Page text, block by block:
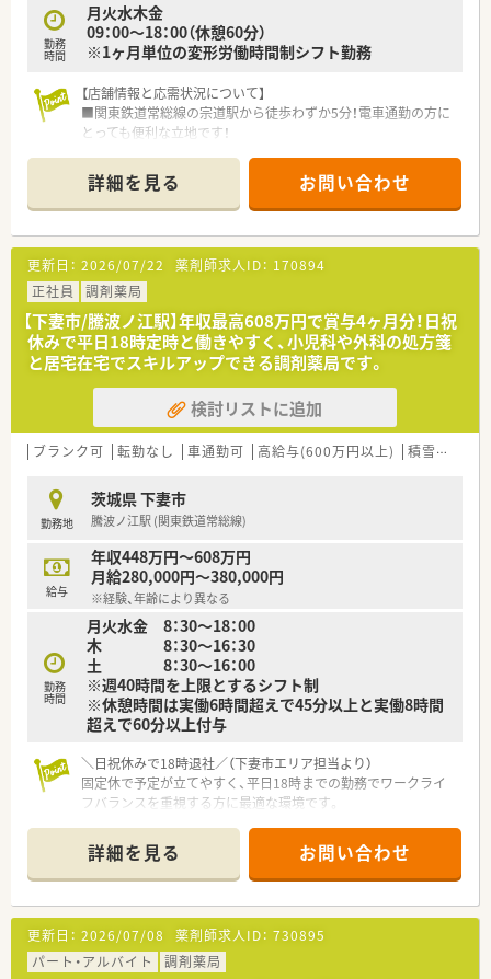
勤務
時間
月火水木金
09：00～18：00（休憩60分）
※1ヶ月単位の変形労働時間制シフト勤務
【店舗情報と応需状況について】
■関東鉄道常総線の宗道駅から徒歩わずか5分！電車通勤の方に
とっても便利な立地です！
幅広い科目の処方箋を応需しています。
■薬剤師が患者様との対話に集中できるよう、多くの店舗に医療
事務が配置され業務を分担しています。
【募集背景と求める人物像について】
■全国的に新規出店を加速させている成長企業のため、組織の未
来を担う人材を定期的に募集しています。
■充実した研修制度をご用意しておりますので、未経験からでも
着実に成長したいという意欲のある方。
■将来的に薬局長やエリアマネージャーを目指したいなど、キャ
リアアップに前向きな方、大歓迎です！
【求人情報について】
■ご自身のライフスタイルに合わせて、年収500万円（8時間勤
務）か600万円（9時間勤務）かを選択できます。
に1度の長期連休も取得可能です。
■自己負担額を抑えた社宅制度や社員割引購入制度など、従業員
が安心して長く働ける福利厚生が自慢です。
【勤務実態について】
■多くの店舗が18時に閉局するため、残業時間も少なく、仕事終
わりのプライベートな時間を確保できます。
■有給休暇の平均取得日数は10.4日と高く、リフレッシュ休暇を
利用して連続7日間の休暇も可能です。
■全社的な応援体制が整っているため、人員が少ない店舗へ配属
された場合でも安心して働くことができます。
詳細を見る お問い合わせ
更新日： 2026/07/22 薬剤師求人ID： 170894
正社員
調剤薬局
【下妻市/騰波ノ江駅】年収最高608万円で賞与4ヶ月分！日祝
休みで平日18時定時と働きやすく、小児科や外科の処方箋
と居宅在宅でスキルアップできる調剤薬局です。
検討リストに追加
ブランク可 転勤なし 車通勤可 高給与(600万円以上) 積雪なし
勤務地
茨城県 下妻市
騰波ノ江駅 (関東鉄道常総線)
給与
年収448万円～608万円
月給280,000円～380,000円
※経験、年齢により異なる
勤務
時間
月火水金 8：30～18：00
木 8：30～16：30
土 8：30～16：00
※週40時間を上限とするシフト制
※休憩時間は実働6時間超えで45分以上と実働8時間
超えで60分以上付与
＼日祝休みで18時退社／（下妻市エリア担当より）
固定休で予定が立てやすく、平日18時までの勤務でワークライ
フバランスを重視する方に最適な環境です。
【店舗情報と応需状況について】
■騰波ノ江駅から車で4分の好立地にあり、小児科や外科などの
幅広い処方箋を応需する調剤薬局です。
■1日あたり50枚から60枚の処方箋を応需し、1200品目の医薬
品を取り扱うため多様な症例を学べます。
■外来の処方箋調剤に加えて居宅への在宅医療にも注力し、地域
に密着した医療サービスの提供を行っています。
詳細を見る お問い合わせ
更新日： 2026/07/08 薬剤師求人ID： 730895
パート・アルバイト
調剤薬局